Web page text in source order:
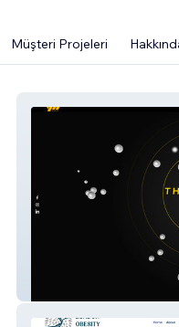
Müşteri Projeleri